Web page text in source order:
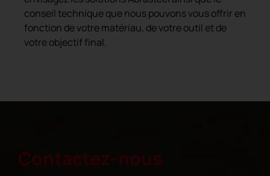
conseil technique que nous pouvons vous offrir en
fonction de votre matériau, de votre outil et de
votre objectif final.
Contactez-nous